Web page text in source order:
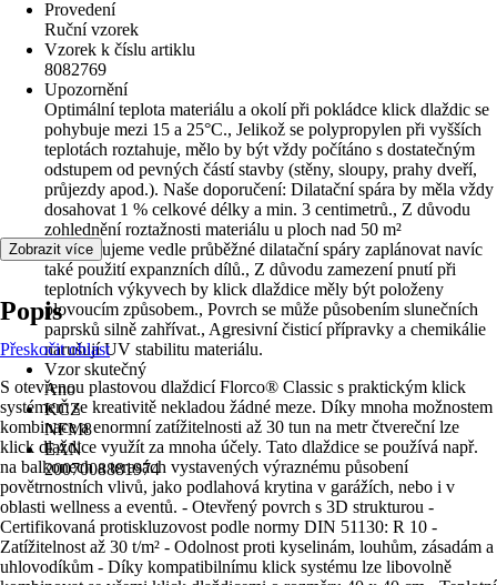
Provedení
Ruční vzorek
Vzorek k číslu artiklu
8082769
Upozornění
Optimální teplota materiálu a okolí při pokládce klick dlaždic se
pohybuje mezi 15 a 25°C., Jelikož se polypropylen při vyšších
teplotách roztahuje, mělo by být vždy počítáno s dostatečným
odstupem od pevných částí stavby (stěny, sloupy, prahy dveří,
průjezdy apod.). Naše doporučení: Dilatační spára by měla vždy
dosahovat 1 % celkové délky a min. 3 centimetrů., Z důvodu
zohlednění roztažnosti materiálu u ploch nad 50 m²
doporučujeme vedle průběžné dilatační spáry zaplánovat navíc
také použití expanzních dílů., Z důvodu zamezení pnutí při
teplotních výkyvech by klick dlaždice měly být položeny
plovoucím způsobem., Povrch se může působením slunečních
paprsků silně zahřívat., Agresivní čisticí přípravky a chemikálie
narušují UV stabilitu materiálu.
Vzor skutečný
Ano
KČZ
NFM8
EAN
2007008881974
Zobrazit více
Popis
Přeskočit oblast
S otevřenou plastovou dlaždicí Florco® Classic s praktickým klick
systémem se kreativitě nekladou žádné meze. Díky mnoha možnostem
kombinace a enormní zatížitelnosti až 30 tun na metr čtvereční lze
klick dlaždice využít za mnoha účely. Tato dlaždice se používá např.
na balkonech a terasách vystavených výraznému působení
povětrnostních vlivů, jako podlahová krytina v garážích, nebo i v
oblasti wellness a eventů. - Otevřený povrch s 3D strukturou -
Certifikovaná protiskluzovost podle normy DIN 51130: R 10 -
Zatížitelnost až 30 t/m² - Odolnost proti kyselinám, louhům, zásadám a
uhlovodíkům - Díky kompatibilnímu klick systému lze libovolně